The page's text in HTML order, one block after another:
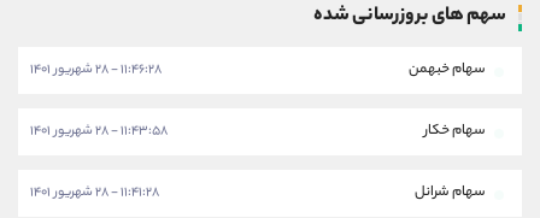
سهم های بروزرسانی شده
سهام خبهمن ۱۱:۴۶:۲۸ - ۲۸ شهریور ۱۴۰۱
سهام خکار ۱۱:۴۳:۵۸ - ۲۸ شهریور ۱۴۰۱
سهام شرانل ۱۱:۴۱:۲۸ - ۲۸ شهریور ۱۴۰۱